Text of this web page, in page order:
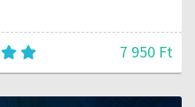
7 950 Ft